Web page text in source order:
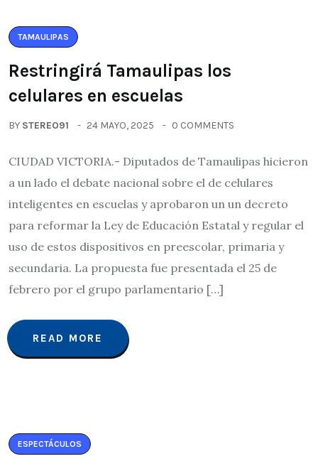
TAMAULIPAS
Restringirá Tamaulipas los
celulares en escuelas
BY STEREO91 24 MAYO, 2025 0 COMMENTS
CIUDAD VICTORIA.- Diputados de Tamaulipas hicieron
a un lado el debate nacional sobre el de celulares
inteligentes en escuelas y aprobaron un un decreto
para reformar la Ley de Educación Estatal y regular el
uso de estos dispositivos en preescolar, primaria y
secundaria. La propuesta fue presentada el 25 de
febrero por el grupo parlamentario […]
READ MORE
ESPECTÁCULOS